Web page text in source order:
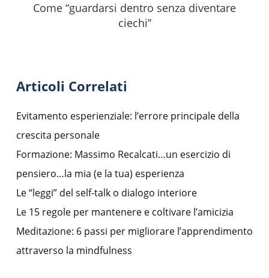
Come “guardarsi dentro senza diventare
ciechi”
Articoli Correlati
Evitamento esperienziale: l’errore principale della
crescita personale
Formazione: Massimo Recalcati…un esercizio di
pensiero…la mia (e la tua) esperienza
Le “leggi” del self-talk o dialogo interiore
Le 15 regole per mantenere e coltivare l’amicizia
Meditazione: 6 passi per migliorare l’apprendimento
attraverso la mindfulness